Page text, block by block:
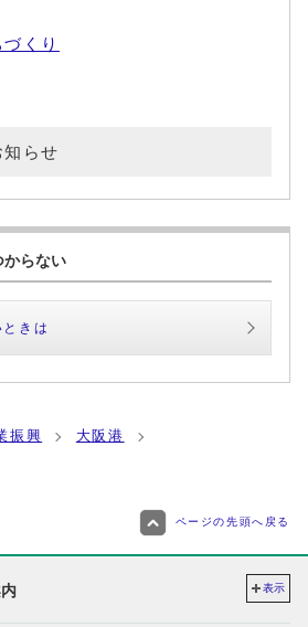
くり
らせ
からない
きは
振興
大阪港
ページの先頭へ戻る
表示